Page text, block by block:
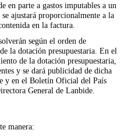
en parte a gastos imputables a un
ajustará proporcionalmente a la
en la factura.
según el orden de
la dotación presupuestaria. En el
de la dotación presupuestaria,
y se dará publicidad de dicha
y en el Boletín Oficial del País
General de Lanbide.
manera: